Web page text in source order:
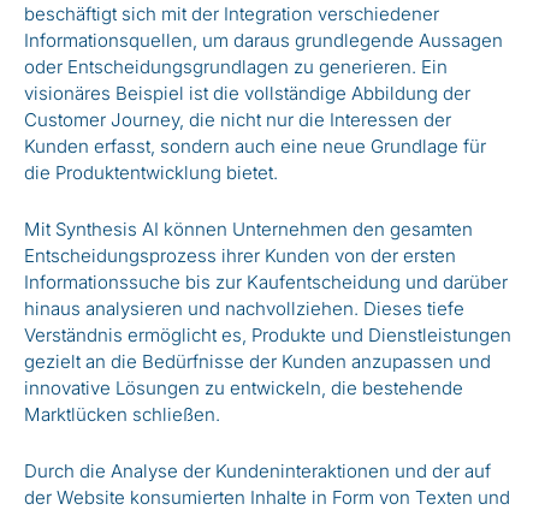
beschäftigt sich mit der Integration verschiedener
Informationsquellen, um daraus grundlegende Aussagen
oder Entscheidungsgrundlagen zu generieren. Ein
visionäres Beispiel ist die vollständige Abbildung der
Customer Journey, die nicht nur die Interessen der
Kunden erfasst, sondern auch eine neue Grundlage für
die Produktentwicklung bietet.
Mit Synthesis AI können Unternehmen den gesamten
Entscheidungsprozess ihrer Kunden von der ersten
Informationssuche bis zur Kaufentscheidung und darüber
hinaus analysieren und nachvollziehen. Dieses tiefe
Verständnis ermöglicht es, Produkte und Dienstleistungen
gezielt an die Bedürfnisse der Kunden anzupassen und
innovative Lösungen zu entwickeln, die bestehende
Marktlücken schließen.
Durch die Analyse der Kundeninteraktionen und der auf
der Website konsumierten Inhalte in Form von Texten und